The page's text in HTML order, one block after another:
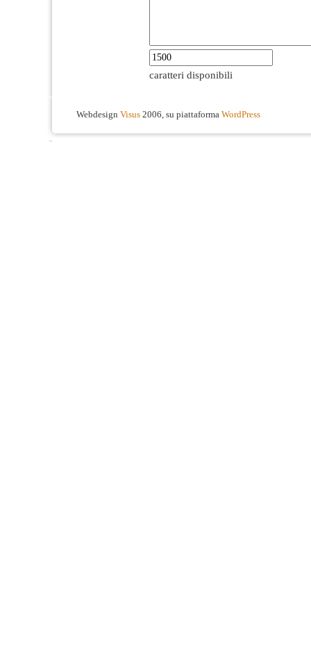
caratteri disponibili
Webdesign Visus 2006, su piattaforma WordPress